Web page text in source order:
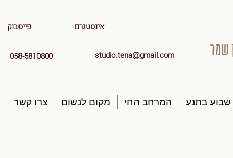
פייסבוק אינסטגרם
058-5810800 studio.tena@gmail.com שמר
שבוע בתנע המרחב החי מקום לנשום צרו קשר